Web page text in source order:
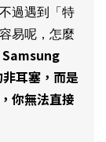
過遇到「特
易呢，怎麼
Samsung
耳塞，而是
你無法直接